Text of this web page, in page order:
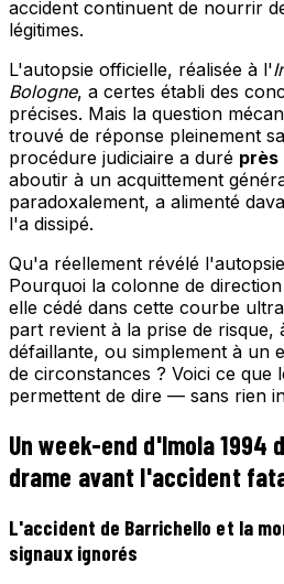
accident continuent de nourrir
légitimes.
L'autopsie officielle, réalisée à l'
Bologne, a certes établi des
précises. Mais la question
trouvé de réponse pleinement
procédure judiciaire a duré près
aboutir à un acquittement
paradoxalement, a alimenté
l'a dissipé.
Qu'a réellement révélé
Pourquoi la colonne de
elle cédé dans cette courbe
part revient à la prise de risque,
défaillante, ou simplement à un
de circonstances ? Voici ce que
permettent de dire — sans rien
Un week-end d'Imola 1994
drame avant l'accident
L'accident de Barrichello et la
signaux ignorés